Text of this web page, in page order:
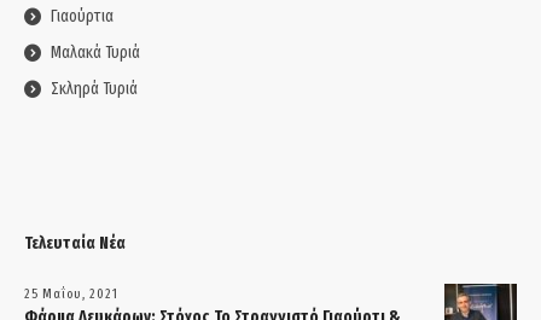
Γιαούρτια
Μαλακά Τυριά
Σκληρά Τυριά
Τελευταία Νέα
25 Μαΐου, 2021